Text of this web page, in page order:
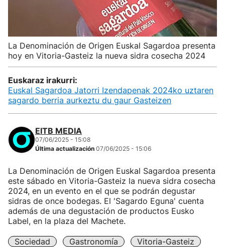
La Denominación de Origen Euskal Sagardoa presenta
hoy en Vitoria-Gasteiz la nueva sidra cosecha 2024
Euskaraz irakurri:
Euskal Sagardoa Jatorri Izendapenak 2024ko uztaren
sagardo berria aurkeztu du gaur Gasteizen
EITB MEDIA
07/06/2025 - 15:08
Última actualización 07/06/2025 - 15:06
La Denominación de Origen Euskal Sagardoa presenta
este sábado en Vitoria-Gasteiz la nueva sidra cosecha
2024, en un evento en el que se podrán degustar
sidras de once bodegas. El 'Sagardo Eguna' cuenta
además de una degustación de productos Eusko
Label, en la plaza del Machete.
Sociedad Gastronomía
Vitoria-Gasteiz